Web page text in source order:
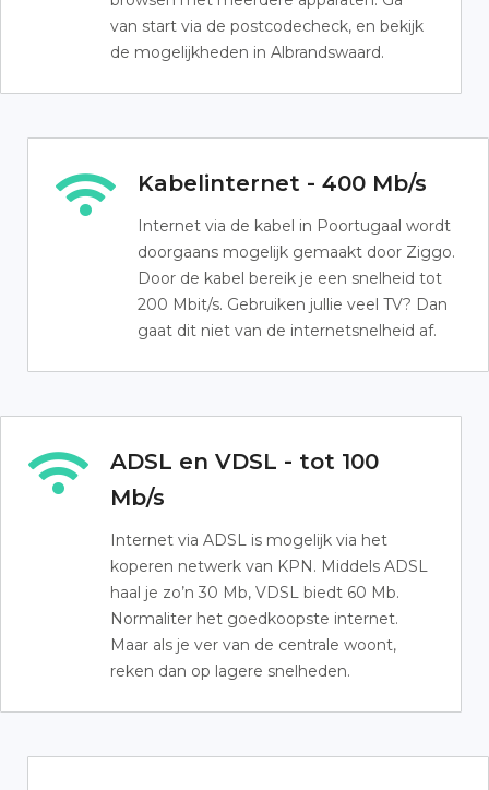
van start via de postcodecheck, en bekijk
de mogelijkheden in Albrandswaard.
Kabelinternet - 400 Mb/s
Internet via de kabel in Poortugaal wordt
doorgaans mogelijk gemaakt door Ziggo.
Door de kabel bereik je een snelheid tot
200 Mbit/s. Gebruiken jullie veel TV? Dan
gaat dit niet van de internetsnelheid af.
ADSL en VDSL - tot 100
Mb/s
Internet via ADSL is mogelijk via het
koperen netwerk van KPN. Middels ADSL
haal je zo’n 30 Mb, VDSL biedt 60 Mb.
Normaliter het goedkoopste internet.
Maar als je ver van de centrale woont,
reken dan op lagere snelheden.